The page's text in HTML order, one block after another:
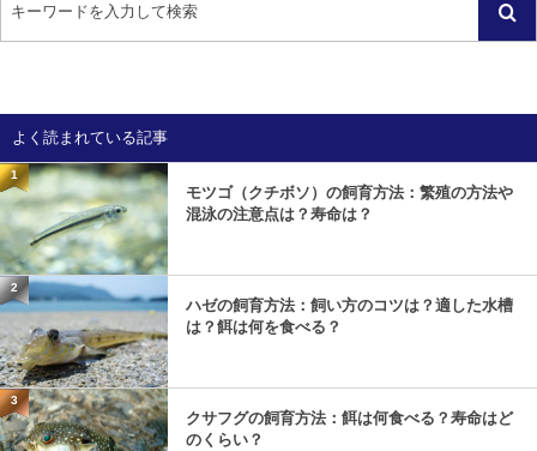
よく読まれている記事
1
モツゴ（クチボソ）の飼育方法：繁殖の方法や
混泳の注意点は？寿命は？
2
ハゼの飼育方法：飼い方のコツは？適した水槽
は？餌は何を食べる？
3
クサフグの飼育方法：餌は何食べる？寿命はど
のくらい？